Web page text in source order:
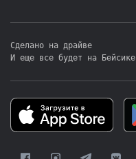
Сделано на драйве
И еще все будет на Бейсике